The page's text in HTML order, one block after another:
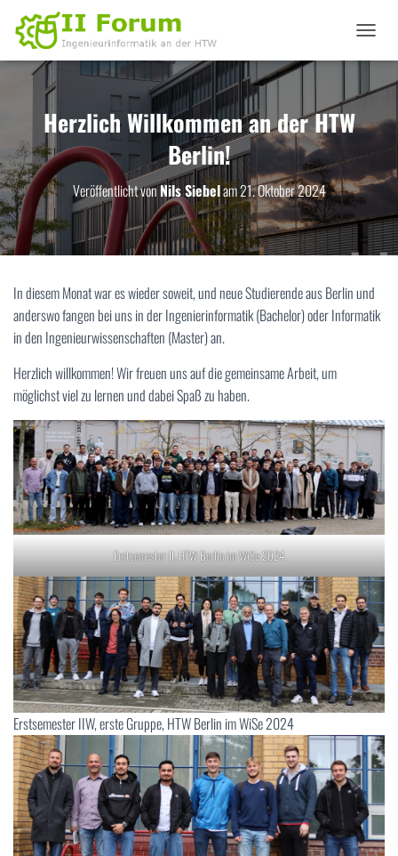
A
I
A
O
N
M
S
A
L
Herzlich Willkommen an der HTW
Berlin!
Veröffentlicht vonNils Siebelam21. Oktober 2024
In diesem Monat war es wieder soweit, und neue Studierende aus Berlin und
anderswo fangen bei uns in der Ingenierinformatik (Bachelor) oder Informatik
in den Ingenieurwissenschaften (Master) an.
Herzlich willkommen! Wir freuen uns auf die gemeinsame Arbeit, um
möglichst viel zu lernen und dabei Spaß zu haben.
Erstsemester II, HTW Berlin im WiSe 2024
Erstsemester IIW, erste Gruppe, HTW Berlin im WiSe 2024